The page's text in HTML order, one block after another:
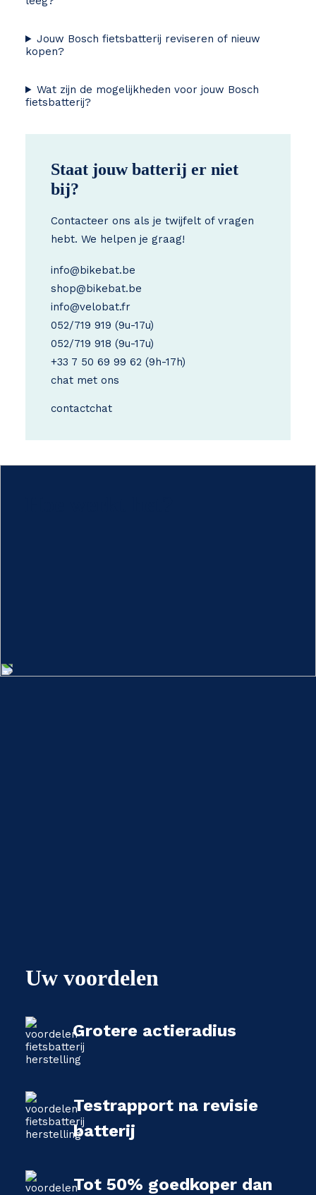
Jouw Bosch fietsbatterij reviseren of nieuw
kopen?
Wat zijn de mogelijkheden voor jouw Bosch
fietsbatterij?
Staat jouw batterij er niet
bij?
Contacteer ons als je twijfelt of vragen
hebt. We helpen je graag!
info@bikebat.be
shop@bikebat.be
info@velobat.fr
052/719 919 (9u-17u)
052/719 918 (9u-17u)
+33 7 50 69 99 62 (9h-17h)
chat met ons
contactchat
Uw voordelen
Grotere actieradius
Testrapport na revisie
batterij
Tot 50% goedkoper dan